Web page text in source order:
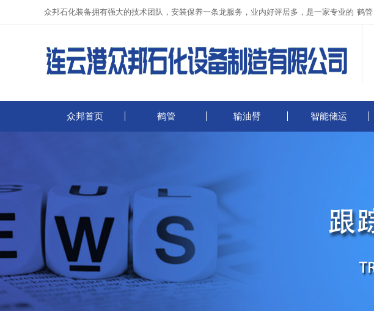
众邦石化装备拥有强大的技术团队，安装保养一条龙服务，业内好评居多，是一家专业的 鹤管
众邦首页 鹤管 输油臂 智能储运